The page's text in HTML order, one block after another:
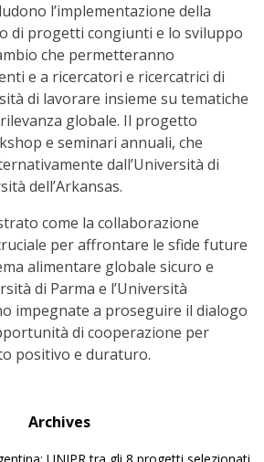
l’implementazione della
di progetti congiunti e lo sviluppo
che permetteranno
e a ricercatori e ricercatrici di
di lavorare insieme su tematiche
globale. Il progetto
e seminari annuali, che
dall’Università di
dell’Arkansas.
come la collaborazione
per affrontare le sfide future
alimentare globale sicuro e
di Parma e l’Università
impegnate a proseguire il dialogo
di cooperazione per
positivo e duraturo.
Archives